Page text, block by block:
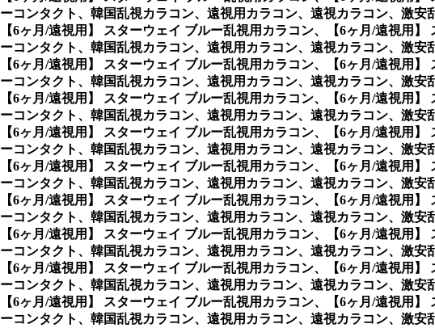
ーコンタクト、韓国乱視カラコン、遠視用カラコン、遠視カラコン、激
【6ヶ月/遠視用】 スターウェイ ブルー乱視用カラコン、
【6ヶ月/遠視用
ーコンタクト、韓国乱視カラコン、遠視用カラコン、遠視カラコン、激
【6ヶ月/遠視用】 スターウェイ ブルー乱視用カラコン、
【6ヶ月/遠視用
ーコンタクト、韓国乱視カラコン、遠視用カラコン、遠視カラコン、激
【6ヶ月/遠視用】 スターウェイ ブルー乱視用カラコン、
【6ヶ月/遠視用
ーコンタクト、韓国乱視カラコン、遠視用カラコン、遠視カラコン、激
【6ヶ月/遠視用】 スターウェイ ブルー乱視用カラコン、
【6ヶ月/遠視用
ーコンタクト、韓国乱視カラコン、遠視用カラコン、遠視カラコン、激
【6ヶ月/遠視用】 スターウェイ ブルー乱視用カラコン、
【6ヶ月/遠視用
ーコンタクト、韓国乱視カラコン、遠視用カラコン、遠視カラコン、激
【6ヶ月/遠視用】 スターウェイ ブルー乱視用カラコン、
【6ヶ月/遠視用
ーコンタクト、韓国乱視カラコン、遠視用カラコン、遠視カラコン、激
【6ヶ月/遠視用】 スターウェイ ブルー乱視用カラコン、
【6ヶ月/遠視用
ーコンタクト、韓国乱視カラコン、遠視用カラコン、遠視カラコン、激
【6ヶ月/遠視用】 スターウェイ ブルー乱視用カラコン、
【6ヶ月/遠視用
ーコンタクト、韓国乱視カラコン、遠視用カラコン、遠視カラコン、激
【6ヶ月/遠視用】 スターウェイ ブルー乱視用カラコン、
【6ヶ月/遠視用
ーコンタクト、韓国乱視カラコン、遠視用カラコン、遠視カラコン、激